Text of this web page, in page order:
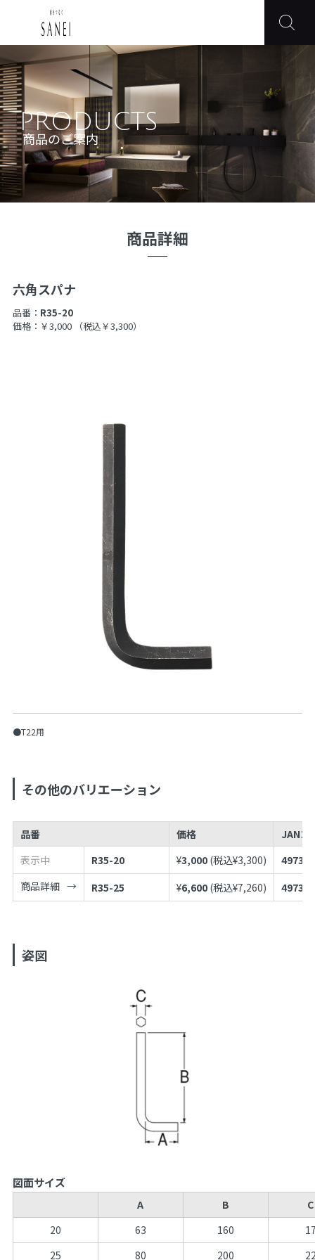
PRODUCTS
商品のご案内
商品詳細
六角スパナ
品番： R35-20
価格：￥3,000
（税込￥3,300）
●T22用
その他のバリエーション
品番 価格
JANコ
表示中
R35-20 ¥3,000 (税込¥3,300)
商品詳細
R35-25 ¥6,600 (税込¥7,260)
姿図
図面サイズ
A B
C
20
63 160
25
80 200